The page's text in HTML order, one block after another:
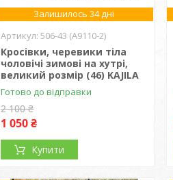
Залишилось 34 дні
506-43 (A9110-2)
Кросівки, черевики тіла
чоловічі зимові на хутрі,
великий розмір (46) KAJILA
Готово до відправки
2 100 ₴
1 050 ₴
Купити